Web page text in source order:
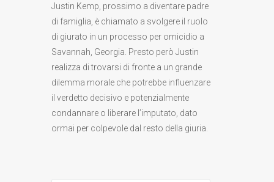
Justin Kemp, prossimo a diventare padre
di famiglia, è chiamato a svolgere il ruolo
di giurato in un processo per omicidio a
Savannah, Georgia. Presto però Justin
realizza di trovarsi di fronte a un grande
dilemma morale che potrebbe influenzare
il verdetto decisivo e potenzialmente
condannare o liberare l’imputato, dato
ormai per colpevole dal resto della giuria.